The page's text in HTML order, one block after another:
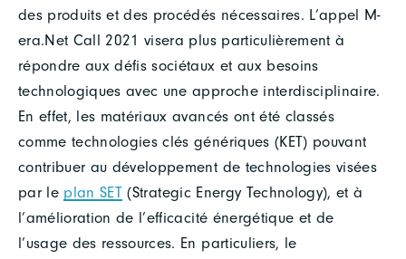
des produits et des procédés nécessaires. L’appel M-
era.Net Call 2021 visera plus particulièrement à
répondre aux défis sociétaux et aux besoins
technologiques avec une approche interdisciplinaire.
En effet, les matériaux avancés ont été classés
comme technologies clés génériques (KET) pouvant
contribuer au développement de technologies visées
par le plan SET (Strategic Energy Technology), et à
l’amélioration de l’efficacité énergétique et de
l’usage des ressources. En particuliers, le